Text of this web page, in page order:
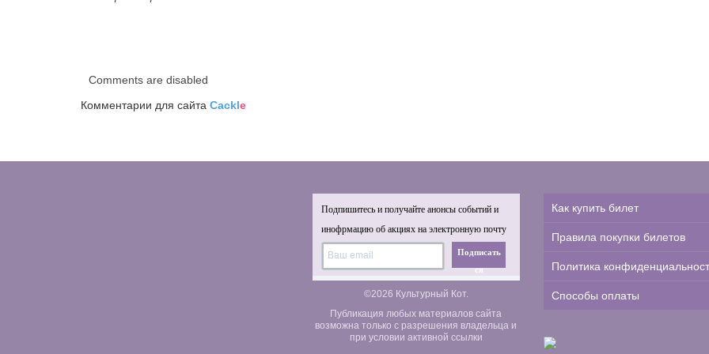
Comments are disabled
Комментарии для сайта Cackle
Подпишитесь и получайте анонсы событий и
инофрмацию об акциях на электронную почту
Подписать
ся
©2026 Культурный Кот.
Публикация любых материалов сайта
возможна только с разрешения владельца и
при условии активной ссылки
Как купить билет
Правила покупки билетов
Политика
Способы оплаты